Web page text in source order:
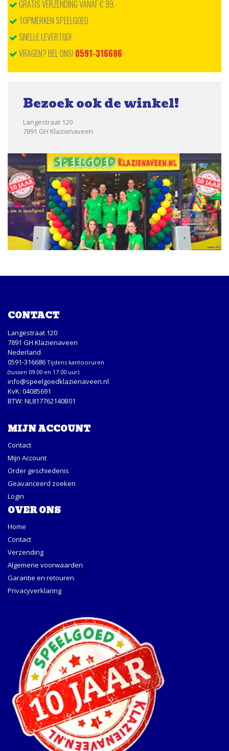
GRATIS VERZENDING VANAF € 99,-
TOPMERKEN SPEELGOED
SNELLE LEVERTIJD!
VRAGEN? BEL ONS! 0591-316686
Bezoek ook de winkel!
Langestraat 120
7891 GH Klazienaveen
CONTACT
Langestraat 120
7891 GH Klazienaveen
Nederland
0591-316686 Tijdens kantooruren
(tussen 09.00 en 17.00 uur)
info@speelgoedklazienaveen.nl
KvK: 04085691
BTW: NL817762140B01
MIJN ACCOUNT
Contact
Mijn Account
Order geschiedenis
Geavanceerd zoeken
Login
OVER ONS
Home
Contact
Verzending
Algemene voorwaarden
Garantie en retouren
Privacyverklaring